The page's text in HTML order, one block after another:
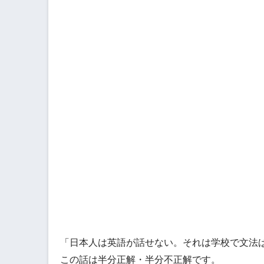
「日本人は英語が話せない。それは学校で文法
この話は半分正解・半分不正解です。